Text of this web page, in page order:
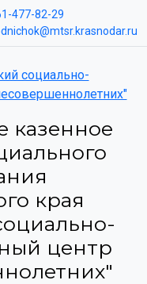
477-82-29
казенное
края
центр